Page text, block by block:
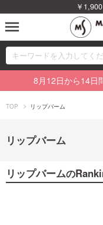
￥
menu
00 ブランドから探す
カテゴリから探す
特集から探す
ビューティジャーナ
8月12日から14日
TOP リップバーム
リップバーム
リップバームの